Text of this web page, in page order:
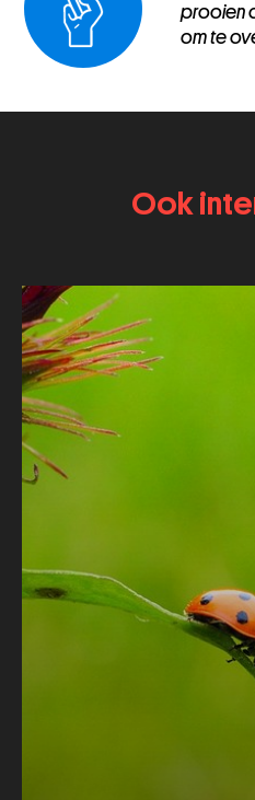
prooien
om te
Ook